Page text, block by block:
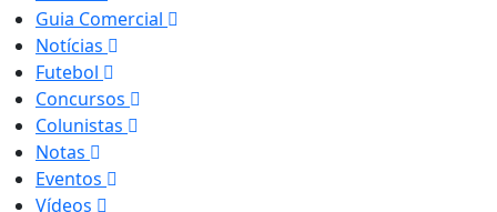
Guia Comercial
Notícias
Futebol
Concursos
Colunistas
Notas
Eventos
Vídeos